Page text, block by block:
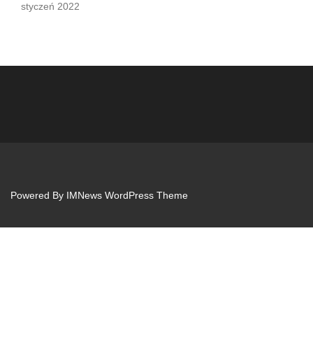
styczeń 2022
Powered By IMNews WordPress Theme